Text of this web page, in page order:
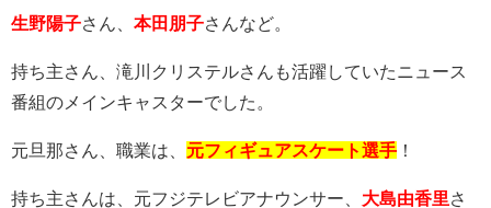
生野陽子さん、 本田朋子さんなど。
持ち主さん、滝川クリステルさんも活躍していたニュース
番組のメインキャスターでした。
元旦那さん、職業は、 元フィギュアスケート選手 ！
持ち主さんは、元フジテレビアナウンサー、 大島由香里さ